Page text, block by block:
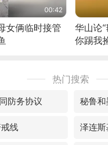
00:42
女俩临时接管
华山论
你踢我
热门搜索
防务协议 秘鲁
线 泽连斯